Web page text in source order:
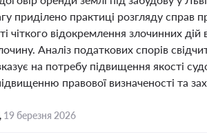
приділено практиці розгляду справ
чіткого відокремлення злочинних
Аналіз податкових спорів
на потребу підвищення якості
правової визначеності та
19 березня 2026